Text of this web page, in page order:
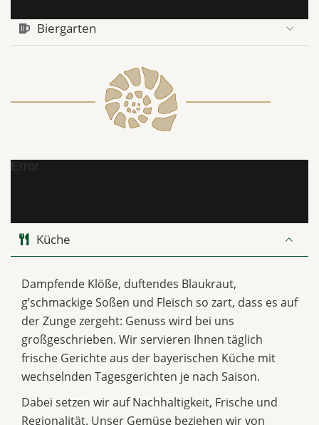
Biergarten
Error
Küche
Dampfende Klöße, duftendes Blaukraut,
g’schmackige Soßen und Fleisch so zart, dass es auf
der Zunge zergeht: Genuss wird bei uns
großgeschrieben. Wir servieren Ihnen täglich
frische Gerichte aus der bayerischen Küche mit
wechselnden Tagesgerichten je nach Saison.
Dabei setzen wir auf Nachhaltigkeit, Frische und
Regionalität. Unser Gemüse beziehen wir von